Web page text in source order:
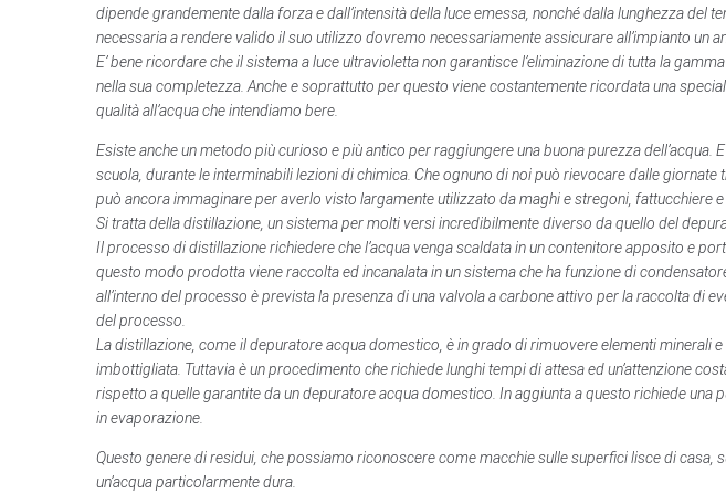
dipende grandemente dalla forza e dall’intensità della luce emessa, nonché dalla lunghezza
necessaria a rendere valido il suo utilizzo dovremo necessariamente assicurare all’impianto un
E’ bene ricordare che il sistema a luce ultravioletta non garantisce l’eliminazione di tutta la
nella sua completezza. Anche e soprattutto per questo viene costantemente ricordata una
qualità all’acqua che intendiamo bere.
Esiste anche un metodo più curioso e più antico per raggiungere una buona purezza
scuola, durante le interminabili lezioni di chimica. Che ognuno di noi può rievocare dalle
può ancora immaginare per averlo visto largamente utilizzato da maghi e stregoni, fattucchiere
Si tratta della distillazione, un sistema per molti versi incredibilmente diverso da quello del
Il processo di distillazione richiedere che l’acqua venga scaldata in un contenitore apposito e
questo modo prodotta viene raccolta ed incanalata in un sistema che ha funzione di
all’interno del processo è prevista la presenza di una valvola a carbone attivo per la raccolta di
del processo.
La distillazione, come il depuratore acqua domestico, è in grado di rimuovere elementi minerali
imbottigliata. Tuttavia è un procedimento che richiede lunghi tempi di attesa ed un’attenzione
rispetto a quelle garantite da un depuratore acqua domestico. In aggiunta a questo richiede
in evaporazione.
Questo genere di residui, che possiamo riconoscere come macchie sulle superfici lisce di
un’acqua particolarmente dura.